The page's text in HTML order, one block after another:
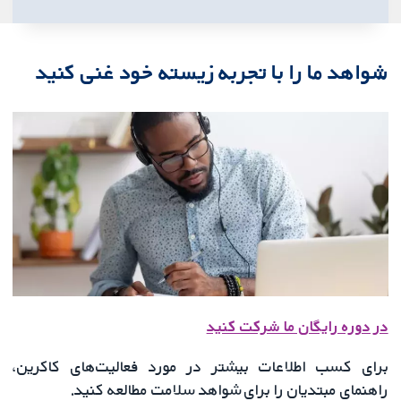
شواهد ما را با تجربه زیسته خود غنی کنید
در دوره رایگان ما شرکت کنید
برای کسب اطلاعات بیشتر در مورد فعالیت‌های کاکرین،
راهنمای مبتدیان را برای شواهد سلامت مطالعه کنید.